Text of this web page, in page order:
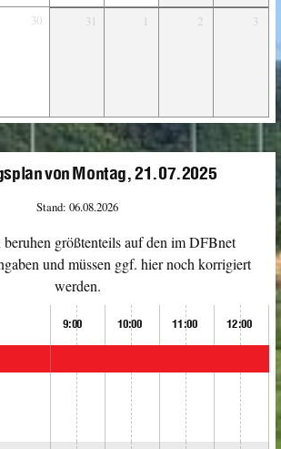
30 31 1 2 3
von Montag, 21.07.2025
Stand: 06.08.2026
größtenteils auf den im DFBnet
und müssen ggf. hier noch korrigiert
werden.
9:00 10:00 11:00 12:00